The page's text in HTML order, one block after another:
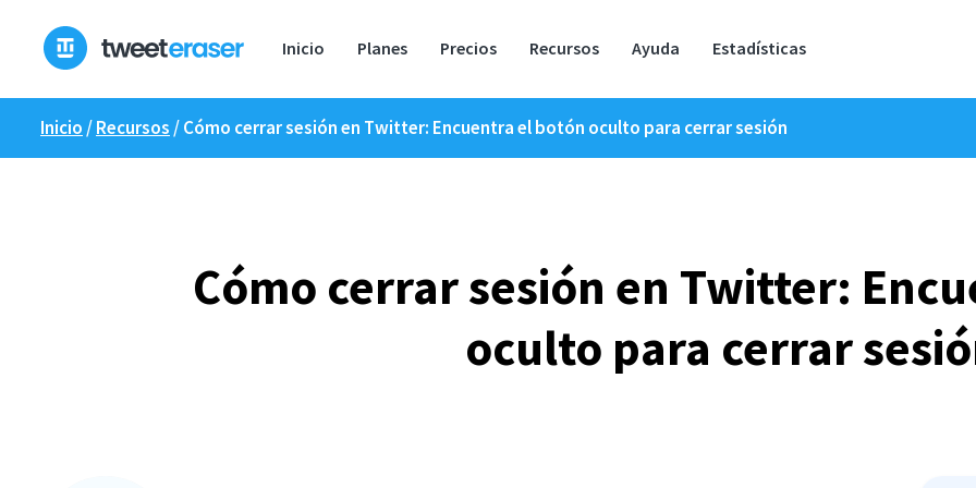
contenido
Inicio Planes Precios Recursos Ayuda Estadísticas
Inicio /Recursos /Cómo cerrar sesión en Twitter: Encuentra el botón oculto para cerrar sesión
Cómo cerrar sesión en Twitter:
oculto para cerrar